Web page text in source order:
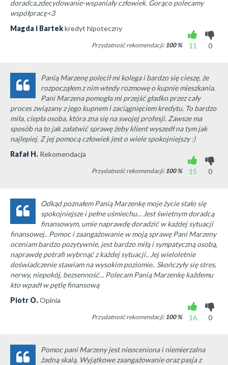
doradca,zdecydowanie-wspaniały człowiek. Gorąco polecamy
współpracę<3
Magda i Bartekkredyt hipoteczny
11
0
Przydatność rekomendacji:100%
Panią Marzenę polecił mi kolega i bardzo się cieszę, że
rozpocząłem z nim wtedy rozmowę o kupnie mieszkania.
Pani Marzena pomogła mi przejść gładko przez cały
proces związany z jego kupnem i zaciągnięciem kredytu. To bardzo
miła, ciepła osoba, która zna się na swojej profesji. Zawsze ma
sposób na to jak załatwić sprawę żeby klient wyszedł na tym jak
najlepiej. Z jej pomocą człowiek jest o wiele spokojniejszy :)
Rafał H. Rekomendacja
15
0
Przydatność rekomendacji:100%
Odkąd poznałem Panią Marzenkę moje życie stało się
spokojniejsze i pełne uśmiechu... Jest świetnym doradcą
finansowym, umie naprawdę doradzić w każdej sytuacji
finansowej.. Pomoc i zaangażowanie w moją sprawę Pani Marzeny
oceniam bardzo pozytywnie, jest bardzo miłą i sympatyczną osobą,
naprawdę potrafi wybrnąć z każdej sytuacji.. Jej wieloletnie
doświadczenie stawiam na wysokim poziomie.. Skończyły się stres,
nerwy, niepokój, bezsenność... Polecam Panią Marzenkę każdemu
kto wpadł w pętlę finansową
Piotr O.Opinia
16
0
Przydatność rekomendacji:100%
Pomoc pani Marzeny jest nieoceniona i niemierzalna
żadną skalą. Wyjątkowe zaangażowanie oraz pasja z